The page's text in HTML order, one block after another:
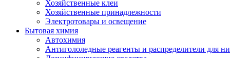
Хозяйственные клеи
Хозяйственные принадлежности
Электротовары и освещение
Бытовая химия
Автохимия
Антигололедные реагенты и распределители для